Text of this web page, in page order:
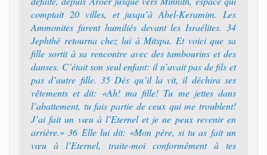
comptait 20 villes, et jusqu’à Abel-Keramim. Les
Ammonites furent humiliés devant les Israélites. 34
Jephthé retourna chez lui à Mitspa. Et voici que sa
fille sortit à sa rencontre avec des tambourins et des
danses. C’était son seul enfant: il n’avait pas de fils et
pas d’autre fille. 35 Dès qu’il la vit, il déchira ses
vêtements et dit: «Ah! ma fille! Tu me jettes dans
l’abattement, tu fais partie de ceux qui me troublent!
J’ai fait un vœu à l’Eternel et je ne peux revenir en
arrière.» 36 Elle lui dit: «Mon père, si tu as fait un
vœu à l’Eternel, traite-moi conformément à tes